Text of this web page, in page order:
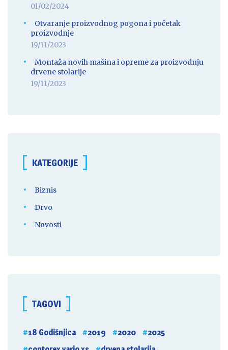
01/02/2024
Otvaranje proizvodnog pogona i početak
proizvodnje
19/11/2023
Montaža novih mašina i opreme za proizvodnju
drvene stolarije
19/11/2023
KATEGORIJE
Biznis
Drvo
Novosti
TAGOVI
18 Godišnjica 2019 2020
2025